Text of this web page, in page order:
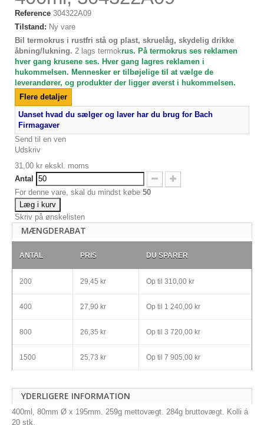
Reference 304322A09
Tilstand: Ny vare
Bil termokrus i rustfri stå og plast, skruelåg, skydelig drikke
åbning/lukning. 2 lags termokrus. På termokrus ses reklamen
hver gang krusene ses. Hver gang lagres reklamen i
hukommelsen. Mennesker er tilbøjelige til at vælge de
leverandører, og produkter der ligger øverst i hukommelsen.
Flere detaljer
Uanset hvad du sælger og laver har du brug for Bach
Firmagaver
Send til en ven
Udskriv
31,00 kr ekskl. moms
Antal
For denne vare, skal du mindst købe 50
Læg i kurv
Skriv på ønskelisten
MÆNGDERABAT
ANTAL PRIS DU SPARER
200 29,45 kr Op til 310,00 kr
400 27,90 kr Op til 1 240,00 kr
800 26,35 kr Op til 3 720,00 kr
1500 25,73 kr Op til 7 905,00 kr
YDERLIGERE INFORMATION
400ml, 80mm Ø x 195mm. 259g mettovægt. 284g bruttovægt. Kolli á
20 stk.